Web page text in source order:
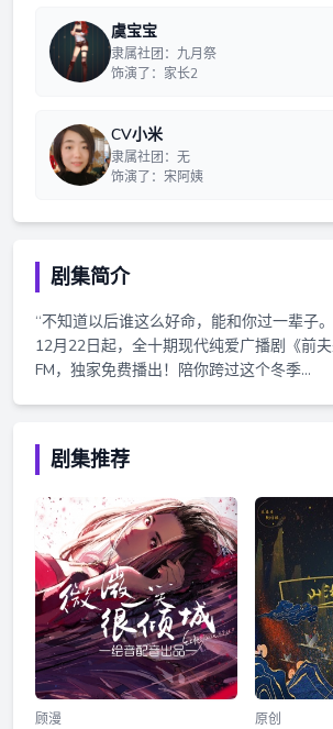
虞宝宝
隶属社团：九月祭
饰演了：家长2
CV小米
隶属社团：无
饰演了：宋阿姨
剧集简介
“不知道以后谁这么好命，能和你过一辈子
12月22日起，全十期现代纯爱广播剧《前
FM，独家免费播出！陪你跨过这个冬季…
剧集推荐
顾漫 原创